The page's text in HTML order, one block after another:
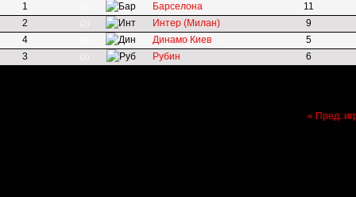
1
Барселона
11
2
(2) Интер (Милан)
9
4
Динамо Киев
5
3
(3) Рубин 6
« Пред.